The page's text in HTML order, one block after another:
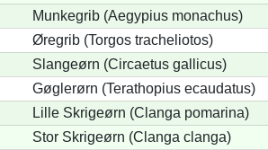
Munkegrib (Aegypius monachus)
Øregrib (Torgos tracheliotos)
Slangeørn (Circaetus gallicus)
Gøglerørn (Terathopius ecaudatus)
Lille Skrigeørn (Clanga pomarina)
Stor Skrigeørn (Clanga clanga)